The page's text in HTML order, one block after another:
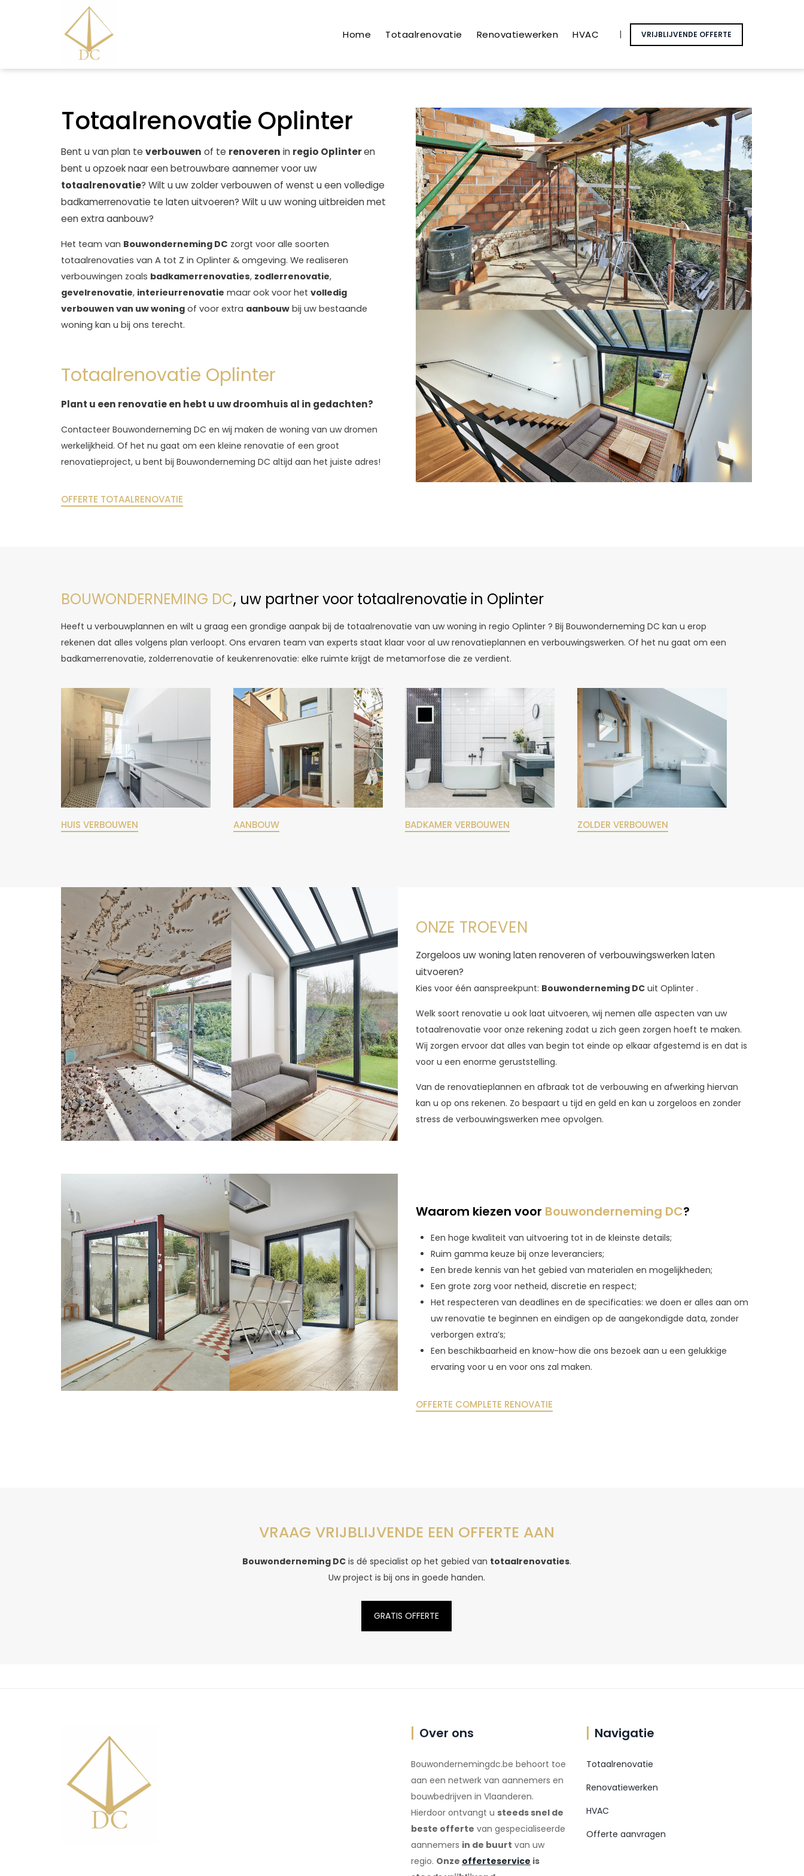
| VRIJBLIJVENDE OFFERTE
Home Totaalrenovatie Renovatiewerken HVAC
Totaalrenovatie Oplinter
Bent u van plan te verbouwen of te renoveren in regio Oplinteren
bent u opzoek naar een betrouwbare aannemer voor uw
totaalrenovatie? Wilt u uw zolder verbouwen of wenst u een volledige
badkamerrenovatie te laten uitvoeren? Wilt u uw woning uitbreiden met
een extra aanbouw?
Het team van Bouwonderneming DC zorgt voor alle soorten
totaalrenovaties van A tot Z in Oplinter & omgeving. We realiseren
verbouwingen zoals badkamerrenovaties, zodlerrenovatie,
gevelrenovatie, interieurrenovatie maar ook voor het volledig
verbouwen van uw woning of voor extra aanbouw bij uw bestaande
woning kan u bij ons terecht.
Totaalrenovatie Oplinter
Plant u een renovatie en hebt u uw droomhuis al in gedachten?
Contacteer Bouwonderneming DC en wij maken de woning van uw dromen
werkelijkheid. Of het nu gaat om een ​​kleine renovatie of een groot
renovatieproject, u bent bij Bouwonderneming DC altijd aan het juiste adres!
OFFERTE TOTAALRENOVATIE
BOUWONDERNEMING DC, uw partner voor totaalrenovatie in Oplinter
Heeft u verbouwplannen en wilt u graag een grondige aanpak bij de totaalrenovatie van uw woning in regio Oplinter ? Bij Bouwonderneming DC kan u erop
rekenen dat alles volgens plan verloopt. Ons ervaren team van experts staat klaar voor al uw renovatieplannen en verbouwingswerken. Of het nu gaat om een
badkamerrenovatie, zolderrenovatie of keukenrenovatie: elke ruimte krijgt de metamorfose die ze verdient.
HUIS VERBOUWEN AANBOUW BADKAMER VERBOUWEN ZOLDER VERBOUWEN
ONZE TROEVEN
Zorgeloos uw woning laten renoveren of verbouwingswerken laten
uitvoeren?
Kies voor één aanspreekpunt: Bouwonderneming DCuit Oplinter .
Welk soort renovatie u ook laat uitvoeren, wij nemen alle aspecten van uw
totaalrenovatie voor onze rekening zodat u zich geen zorgen hoeft te maken.
Wij zorgen ervoor dat alles van begin tot einde op elkaar afgestemd is en dat is
voor u een enorme geruststelling.
Van de renovatieplannen en afbraak tot de verbouwing en afwerking hiervan
kan u op ons rekenen. Zo bespaart u tijd en geld en kan u zorgeloos en zonder
stress de verbouwingswerken mee opvolgen.
Waarom kiezen voor Bouwonderneming DC?
Een hoge kwaliteit van uitvoering tot in de kleinste details;
Ruim gamma keuze bij onze leveranciers;
Een brede kennis van het gebied van materialen en mogelijkheden;
Een grote zorg voor netheid, discretie en respect;
Het respecteren van deadlines en de specificaties: we doen er alles aan om
uw renovatie te beginnen en eindigen op de aangekondigde data, zonder
verborgen extra’s;
Een beschikbaarheid en know-how die ons bezoek aan u een gelukkige
ervaring voor u en voor ons zal maken.
OFFERTE COMPLETE RENOVATIE
VRAAG VRIJBLIJVENDE EEN OFFERTE AAN
Bouwonderneming DCis dé specialist op het gebied van totaalrenovaties.
Uw project is bij ons in goede handen.
GRATIS OFFERTE
Over ons
Bouwondernemingdc.be behoort toe
aan een netwerk van aannemers en
bouwbedrijven in Vlaanderen.
Hierdoor ontvangt u steeds snel de
beste offerte van gespecialiseerde
aannemers in de buurt van uw
regio. Onze offerteservice is
Navigatie
Totaalrenovatie
Renovatiewerken
HVAC
Offerte aanvragen